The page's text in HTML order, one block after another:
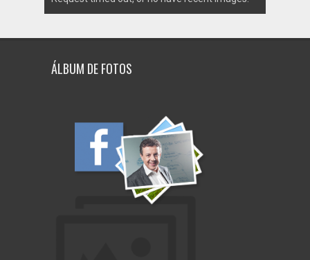
ÁLBUM DE FOTOS